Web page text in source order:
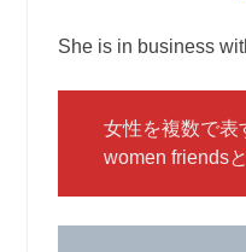
She is in business
女性を複数で表
women friends